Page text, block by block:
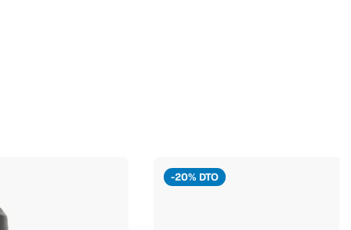
-20% DTO